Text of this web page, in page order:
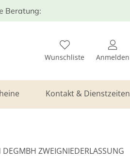
Beratung:
Wunschliste Anmelden
Kontakt & Dienstzeiten
ZWEIGNIEDERLASSUNG